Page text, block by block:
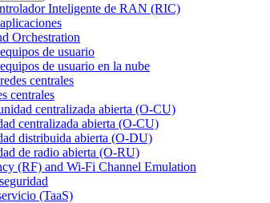
Inteligente de RAN (RIC)
Orchestration
de usuario
de usuario en la nube
centrales
centrales
centralizada abierta (O-CU)
centralizada abierta (O-CU)
distribuida abierta (O-DU)
de radio abierta (O-RU)
(RF) and Wi-Fi Channel Emulation
(TaaS)